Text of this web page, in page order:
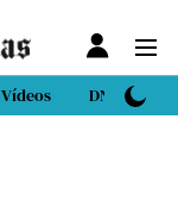
Vídeos DN Sport